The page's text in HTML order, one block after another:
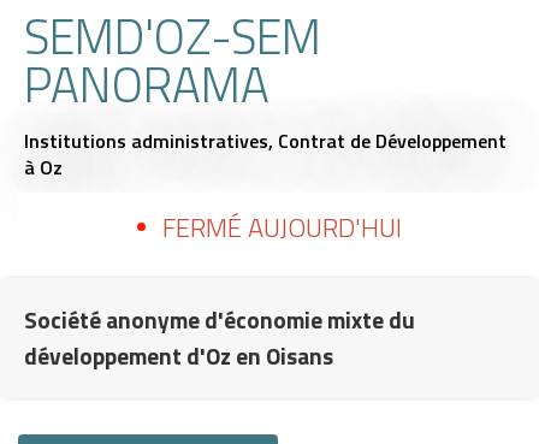
SEMD'OZ-SEM
PANORAMA
Institutions administratives, Contrat de Développement
à Oz
FERMÉ AUJOURD'HUI
Société anonyme d'économie mixte du
développement d'Oz en Oisans